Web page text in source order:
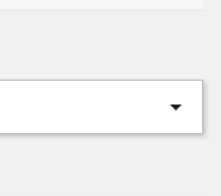
